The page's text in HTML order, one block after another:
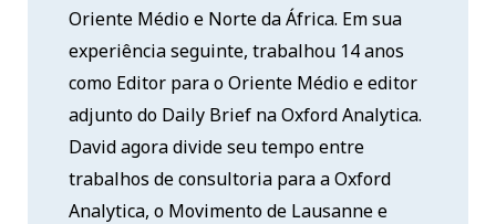
Oriente Médio e Norte da África. Em sua
experiência seguinte, trabalhou 14 anos
como Editor para o Oriente Médio e editor
adjunto do Daily Brief na Oxford Analytica.
David agora divide seu tempo entre
trabalhos de consultoria para a Oxford
Analytica, o Movimento de Lausanne e